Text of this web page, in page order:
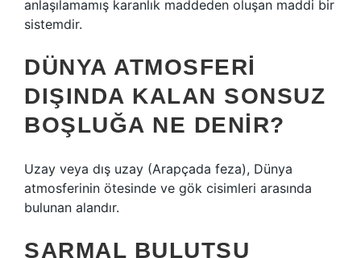
anlaşılamamış karanlık maddeden oluşan maddi bir
sistemdir.
DÜNYA ATMOSFERI
DIŞINDA KALAN SONSUZ
BOŞLUĞA NE DENIR?
Uzay veya dış uzay (Arapçada feza), Dünya
atmosferinin ötesinde ve gök cisimleri arasında
bulunan alandır.
SARMAL BULUTSU